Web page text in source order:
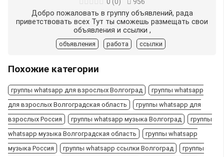
Добро пожаловать в группу объявлений, рада
приветствовать всех Тут ты сможешь размещать свои
объявления и ссылки ,
объявления работа ссылки
Похожие категории
группы whatsapp для взрослых Волгоград
группы whatsapp
для взрослых Волгоградская область
группы whatsapp для
взрослых Россия
группы whatsapp музыка Волгоград
группы
whatsapp музыка Волгоградская область
группы whatsapp
музыка Россия
группы whatsapp ссылки Волгоград
группы